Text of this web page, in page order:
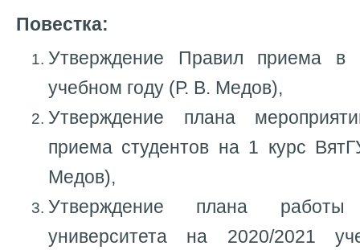
Повестка:
Утверждение Правил приема в
учебном году (Р. В. Медов),
Утверждение плана
приема студентов на 1 курс
Медов),
Утверждение плана
университета на 2020/2021